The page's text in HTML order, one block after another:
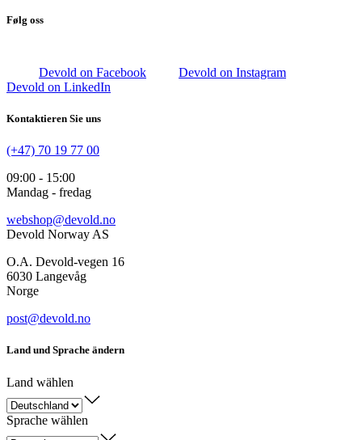
Følg oss
Devold on Facebook
Devold on Instagram
Devold on LinkedIn
Kontaktieren Sie uns
(+47) 70 19 77 00
09:00 - 15:00
Mandag - fredag
webshop@devold.no
Devold Norway AS
O.A. Devold-vegen 16
6030 Langevåg
Norge
post@devold.no
Land und Sprache ändern
Land wählen
Sprache wählen